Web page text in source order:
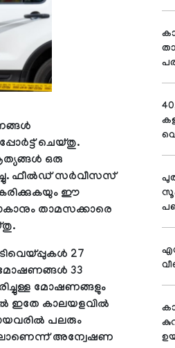
ചെയ്തു.
ഒരു
ഫീല്‍ഡ് സര്‍വീസസ്
ഈ
താമസക്കാരെ
27
33
മോഷണങ്ങളും
ല്‍ ഇതേ കാലയളവില്‍
പലരും
അന്വേഷണ